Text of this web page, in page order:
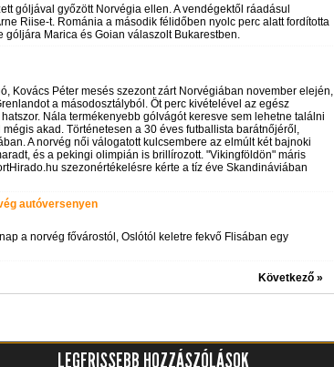
góljával győzött Norvégia ellen. A vendégektől ráadásul
Riise-t. Románia a második félidőben nyolc perc alatt fordította
Marica és Goian válaszolt Bukarestben.
Kovács Péter mesés szezont zárt Norvégiában november elején,
a másodosztályból. Öt perc kivételével az egész
Nála termékenyebb gólvágót keresve sem lehetne találni
akad. Történetesen a 30 éves futballista barátnőjéről,
A norvég női válogatott kulcsembere az elmúlt két bajnoki
és a pekingi olimpián is brillírozott. "Vikingföldön" máris
szezonértékelésre kérte a tíz éve Skandináviában
autóversenyen
a norvég fővárostól, Oslótól keletre fekvő Flisában egy
Következő »
LEGFRISSEBB HOZZÁSZÓLÁSOK